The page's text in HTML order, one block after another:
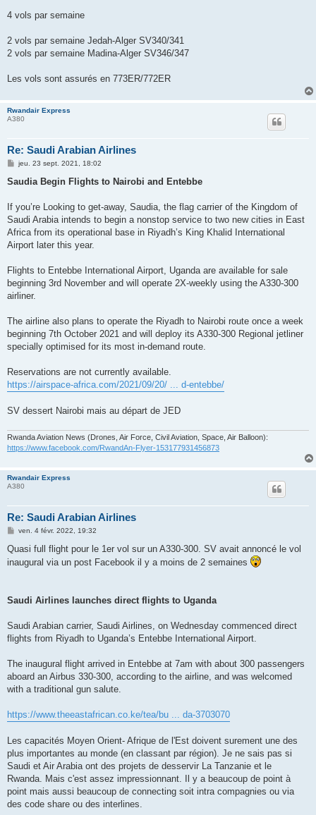
4 vols par semaine
2 vols par semaine Jedah-Alger SV340/341
2 vols par semaine Madina-Alger SV346/347
Les vols sont assurés en 773ER/772ER
Rwandair Express
A380
Re: Saudi Arabian Airlines
M
s
g
e
jeu. 23 sept. 2021, 18:02
Saudia Begin Flights to Nairobi and Entebbe
If you’re Looking to get-away, Saudia, the flag carrier of the Kingdom of
Saudi Arabia intends to begin a nonstop service to two new cities in East
Africa from its operational base in Riyadh’s King Khalid International
Airport later this year.
Flights to Entebbe International Airport, Uganda are available for sale
beginning 3rd November and will operate 2X-weekly using the A330-300
airliner.
The airline also plans to operate the Riyadh to Nairobi route once a week
beginning 7th October 2021 and will deploy its A330-300 Regional jetliner
specially optimised for its most in-demand route.
Reservations are not currently available.
https://airspace-africa.com/2021/09/20/ ... d-entebbe/
SV dessert Nairobi mais au départ de JED
Rwanda Aviation News (Drones, Air Force, Civil Aviation, Space, Air Balloon):
https://www.facebook.com/RwandAn-Flyer-153177931456873
Rwandair Express
A380
Re: Saudi Arabian Airlines
M
s
a
ven. 4 févr. 2022, 19:32
Quasi full flight pour le 1er vol sur un A330-300. SV avait annoncé le vol
inaugural via un post Facebook il y a moins de 2 semaines
Saudi Airlines launches direct flights to Uganda
Saudi Arabian carrier, Saudi Airlines, on Wednesday commenced direct
flights from Riyadh to Uganda’s Entebbe International Airport.
The inaugural flight arrived in Entebbe at 7am with about 300 passengers
aboard an Airbus 330-300, according to the airline, and was welcomed
with a traditional gun salute.
https://www.theeastafrican.co.ke/tea/bu ... da-3703070
Les capacités Moyen Orient- Afrique de l'Est doivent surement une des
plus importantes au monde (en classant par région). Je ne sais pas si
Saudi et Air Arabia ont des projets de desservir La Tanzanie et le
Rwanda. Mais c'est assez impressionnant. Il y a beaucoup de point à
point mais aussi beaucoup de connecting soit intra compagnies ou via
des code share ou des interlines.